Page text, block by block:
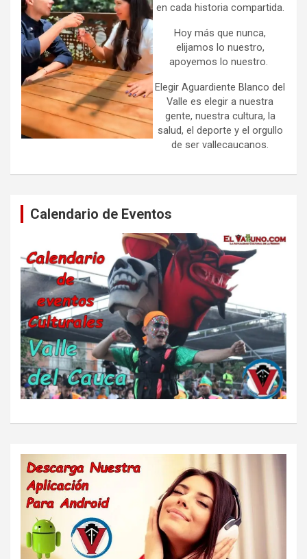
en cada historia compartida.
Hoy más que nunca,
elijamos lo nuestro,
apoyemos lo nuestro.
Elegir Aguardiente Blanco del
Valle es elegir a nuestra
gente, nuestra cultura, la
salud, el deporte y el orgullo
de ser vallecaucanos.
Calendario de Eventos